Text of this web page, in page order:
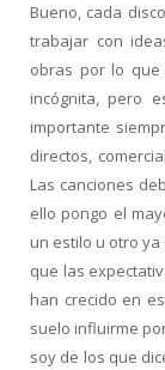
Bueno, cada
trabajar con
obras por lo
incógnita, pero
importante
directos,
Las canciones
ello pongo el
un estilo u otro
que las
han crecido en
suelo influirme
soy de los que